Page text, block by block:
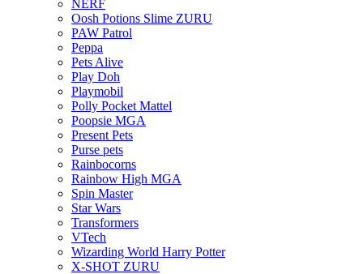
NERF
Oosh Potions Slime ZURU
PAW Patrol
Peppa
Pets Alive
Play Doh
Playmobil
Polly Pocket Mattel
Poopsie MGA
Present Pets
Purse pets
Rainbocorns
Rainbow High MGA
Spin Master
Star Wars
Transformers
VTech
Wizarding World Harry Potter
X-SHOT ZURU